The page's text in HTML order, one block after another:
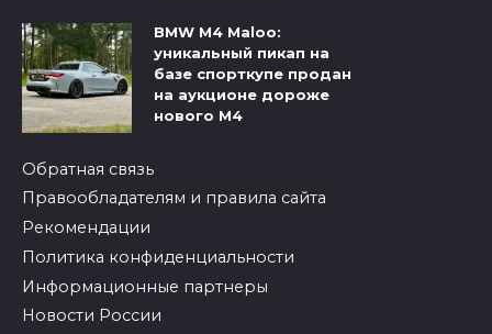
BMW M4 Maloo:
уникальный пикап на
базе спорткупе продан
на аукционе дороже
нового M4
Обратная связь
Правообладателям и правила сайта
Рекомендации
Политика конфиденциальности
Информационные партнеры
Новости России